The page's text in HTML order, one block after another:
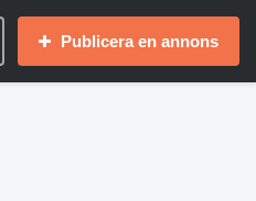
Publicera en annons